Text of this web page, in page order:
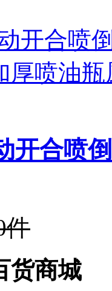
开合喷
件
货商城